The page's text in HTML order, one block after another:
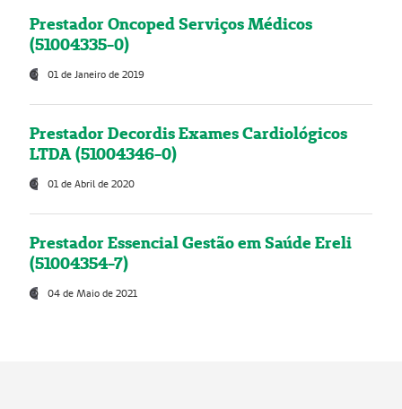
Prestador Oncoped Serviços Médicos
(51004335-0)
01 de Janeiro de 2019
Prestador Decordis Exames Cardiológicos
LTDA (51004346-0)
01 de Abril de 2020
Prestador Essencial Gestão em Saúde Ereli
(51004354-7)
04 de Maio de 2021